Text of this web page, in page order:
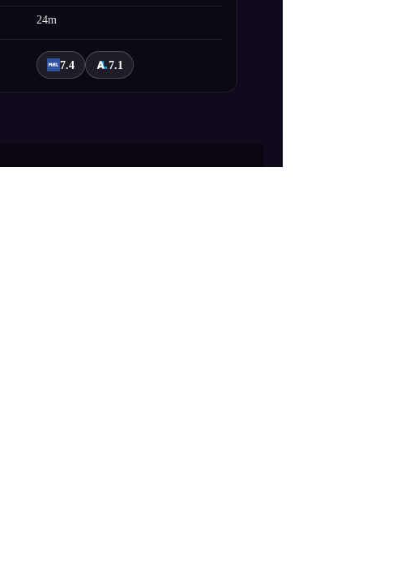
24m
7.4 7.1